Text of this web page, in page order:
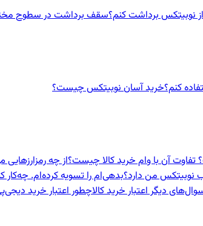
از نوبیتکس برداشت کنم؟سقف برداشت در سطوح
کنم؟خرید آسان نوبیتکس چیست؟
تفاوت آن با وام خرید کالا چیست؟از چه رمزارزهایی
من دارد؟بدهی‌ام را تسویه کرده‌ام. چه‌کار
دیگر اعتبار خرید کالاچطور اعتبار خرید